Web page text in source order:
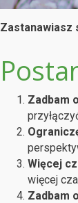
Zastanawiasz
Zadbam
Więcej
więcej
Zadbam